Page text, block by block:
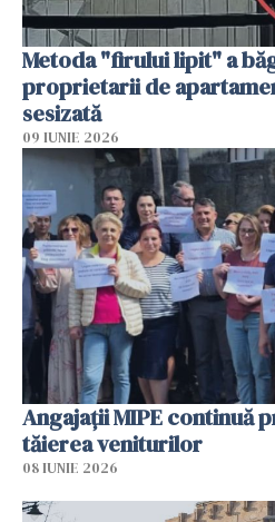
Metoda "firului lipit" a
proprietarii de
sesizată
09 IUNIE 2026
Angajaţii MIPE continuă
tăierea veniturilor
08 IUNIE 2026